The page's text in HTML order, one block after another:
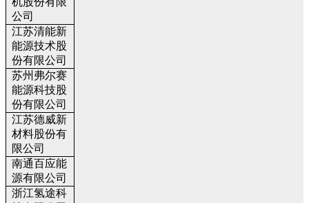
公司
江苏清能新
能源技术股
份有限公司
苏州弗尔赛
能源科技股
份有限公司
江苏德威新
材料股份有
限公司
南通百应能
源有限公司
浙江氢途科